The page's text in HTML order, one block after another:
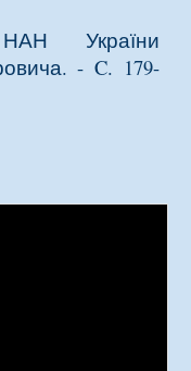
НАН України
. - C. 179-